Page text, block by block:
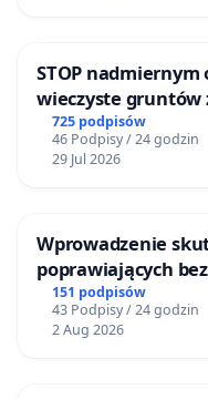
STOP
wieczyste gruntów
ogrody działkowe.
725 podpisów
46 Podpisy / 24 godzin
29 Jul 2026
Wprowadzenie
poprawiających
Żeromskiego w
151 podpisów
43 Podpisy / 24 godzin
2 Aug 2026